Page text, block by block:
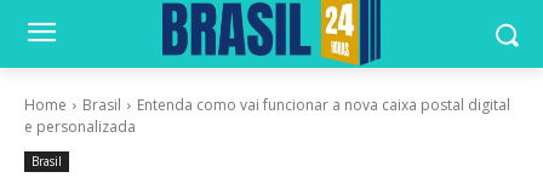
Home Brasil
Entenda como vai funcionar a nova caixa postal digital
e personalizada
Brasil